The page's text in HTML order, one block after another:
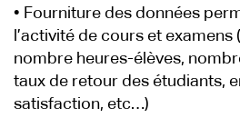
• Fourniture des données
l’activité de cours et examens
nombre heures-élèves,
taux de retour des étudiants,
satisfaction, etc…)